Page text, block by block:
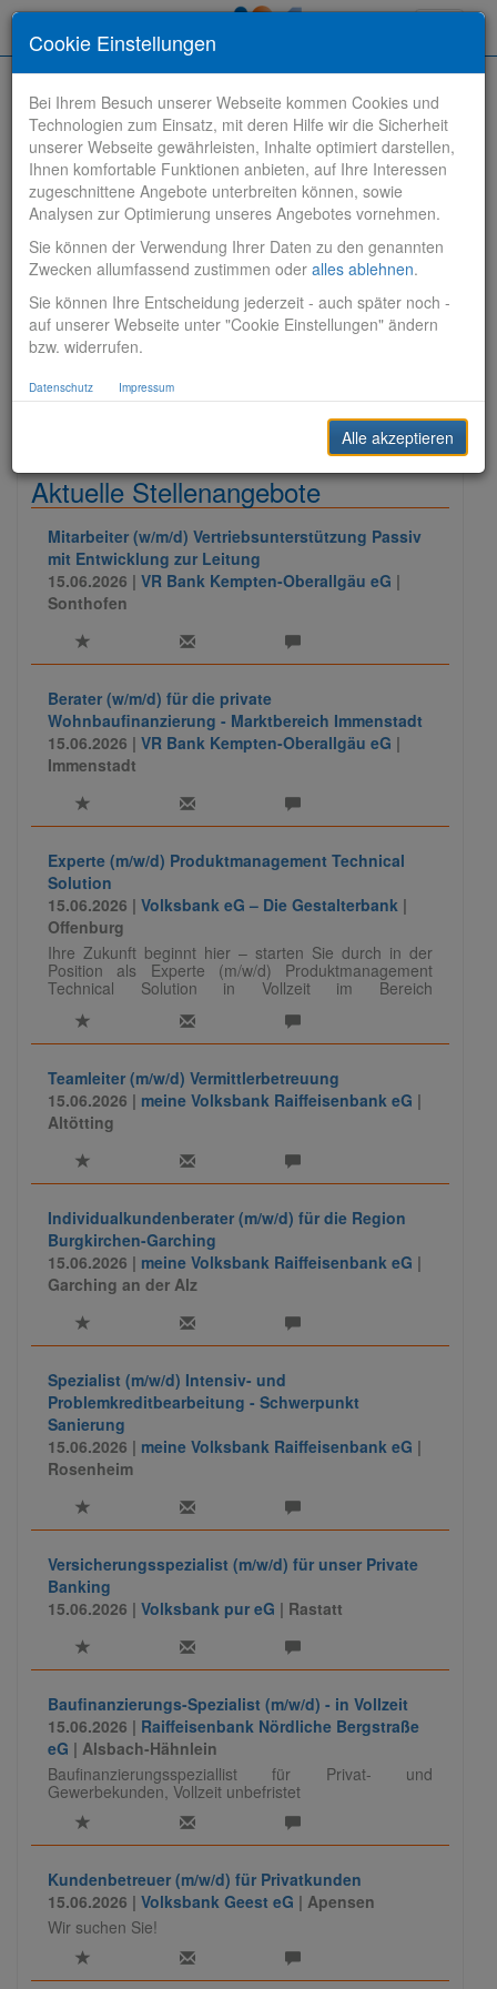
Stelle finden
Vertriebsbank
Produktionsbank
Sonstiges
Aktuelle Stellenangebote
Mitarbeiter (w/m/d) Vertriebsunterstützung Passiv
mit Entwicklung zur Leitung
15.06.2026 | VR Bank Kempten-Oberallgäu eG |
Sonthofen
Berater (w/m/d) für die private
Wohnbaufinanzierung - Marktbereich Immenstadt
15.06.2026 | VR Bank Kempten-Oberallgäu eG |
Immenstadt
Experte (m/w/d) Produktmanagement Technical
Solution
15.06.2026 | Volksbank eG – Die Gestalterbank |
Offenburg
Ihre Zukunft beginnt hier – starten Sie durch in der
Position als Experte (m/w/d) Produktmanagement
Technical Solution in Vollzeit im Bereich
Teamleiter (m/w/d) Vermittlerbetreuung
15.06.2026 | meine Volksbank Raiffeisenbank eG |
Altötting
Individualkundenberater (m/w/d) für die Region
Burgkirchen-Garching
15.06.2026 | meine Volksbank Raiffeisenbank eG |
Garching an der Alz
Spezialist (m/w/d) Intensiv- und
Problemkreditbearbeitung - Schwerpunkt
Sanierung
15.06.2026 | meine Volksbank Raiffeisenbank eG |
Rosenheim
Versicherungsspezialist (m/w/d) für unser Private
Banking
15.06.2026 | Volksbank pur eG | Rastatt
Baufinanzierungs-Spezialist (m/w/d) - in Vollzeit
15.06.2026 | Raiffeisenbank Nördliche Bergstraße
eG | Alsbach-Hähnlein
Baufinanzierungsspeziallist für Privat- und
Gewerbekunden, Vollzeit unbefristet
Kundenbetreuer (m/w/d) für Privatkunden
15.06.2026 | Volksbank Geest eG | Apensen
Wir suchen Sie!
Cookie Einstellungen
Bei Ihrem Besuch unserer Webseite kommen Cookies und
Technologien zum Einsatz, mit deren Hilfe wir die Sicherheit
unserer Webseite gewährleisten, Inhalte optimiert darstellen,
Ihnen komfortable Funktionen anbieten, auf Ihre Interessen
zugeschnittene Angebote unterbreiten können, sowie
Analysen zur Optimierung unseres Angebotes vornehmen.
Sie können der Verwendung Ihrer Daten zu den genannten
Zwecken allumfassend zustimmen oder alles ablehnen.
Sie können Ihre Entscheidung jederzeit - auch später noch -
auf unserer Webseite unter "Cookie Einstellungen" ändern
bzw. widerrufen.
Datenschutz Impressum
Alle akzeptieren